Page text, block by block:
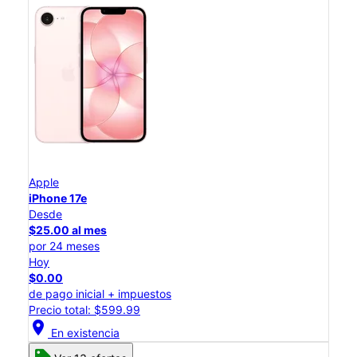
Apple
iPhone 17e
Desde
$25.00 al mes
por 24 meses
Hoy
$0.00
de pago inicial + impuestos
Precio total: $599.99
location_on En existencia